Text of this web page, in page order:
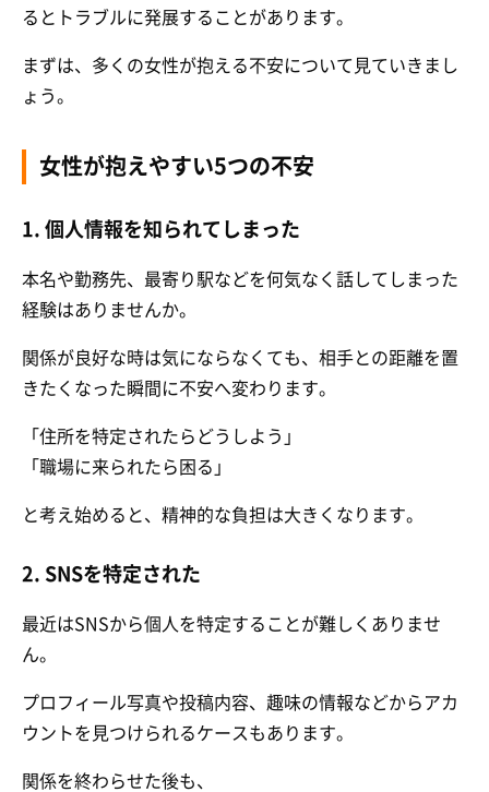
るとトラブルに発展することがあります。
まずは、多くの女性が抱える不安について見ていきまし
ょう。
女性が抱えやすい5つの不安
1. 個人情報を知られてしまった
本名や勤務先、最寄り駅などを何気なく話してしまった
経験はありませんか。
関係が良好な時は気にならなくても、相手との距離を置
きたくなった瞬間に不安へ変わります。
「住所を特定されたらどうしよう」
「職場に来られたら困る」
と考え始めると、精神的な負担は大きくなります。
2. SNSを特定された
最近はSNSから個人を特定することが難しくありませ
ん。
プロフィール写真や投稿内容、趣味の情報などからアカ
ウントを見つけられるケースもあります。
関係を終わらせた後も、